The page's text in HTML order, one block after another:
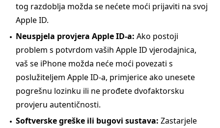
tog razdoblja možda se nećete moći prijaviti na svoj
Apple ID.
Neuspjela provjera Apple ID-a: Ako postoji
problem s potvrdom vaših Apple ID vjerodajnica,
vaš se iPhone možda neće moći povezati s
poslužiteljem Apple ID-a, primjerice ako unesete
pogrešnu lozinku ili ne prođete dvofaktorsku
provjeru autentičnosti.
Softverske greške ili bugovi sustava: Zastarjele